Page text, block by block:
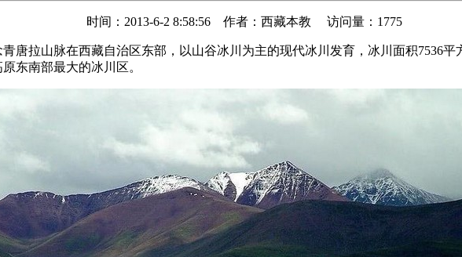
时间：2013-6-2 8:58:56 作者：西藏本教 访问量：1775
拉山脉在西藏自治区东部，以山谷冰川为主的现代冰川发育，冰川面积7536平
原东南部最大的冰川区。